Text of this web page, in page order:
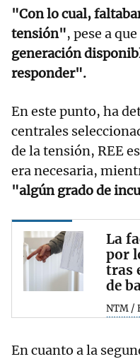
"Con lo cual,
tensión", pese a que
generación
responder".
En este punto, ha
centrales
de la tensión, REE
era necesaria,
"algún grado de
La
por
tras
de
NTM /
En cuanto a la